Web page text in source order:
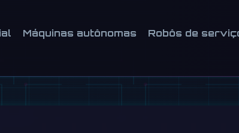
Máquinas autônomas Robôs de